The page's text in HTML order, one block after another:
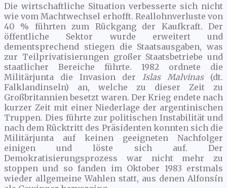
Die wirtschaftliche Situation verbesserte sich nicht
wie vom Machtwechsel erhofft. Reallohnverluste von
40 % führten zum Rückgang der Kaufkraft. Der
öffentliche Sektor wurde erweitert und
dementsprechend stiegen die Staatsausgaben, was
zur Teilprivatisierungen großer Staatsbetriebe und
staatlicher Bereiche führte. 1982 ordnete die
Militärjunta die Invasion der Islas Malvinas(dt.
Falklandinseln) an, welche zu dieser Zeit zu
Großbritannien besetzt waren. Der Krieg endete nach
kurzer Zeit mit einer Niederlage der argentinischen
Truppen. Dies führte zur politischen Instabilität und
nach dem Rücktritt des Präsidenten konnten sich die
Militärjunta auf keinen geeigneten Nachfolger
einigen und löste sich auf. Der
Demokratisierungsprozess war nicht mehr zu
stoppen und so fanden im Oktober 1983 erstmals
wieder allgemeine Wahlen statt, aus denen Alfonsín